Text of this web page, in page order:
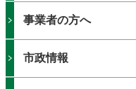
事業者の方へ
市政情報